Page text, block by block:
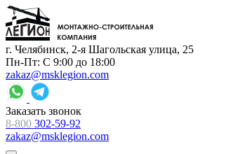
г. Челябинск, 2-я Шагольская улица, 25
Пн-Пт: С 9:00 до 18:00
zakaz@msklegion.com
Заказать звонок
8-800 302-59-92
zakaz@msklegion.com